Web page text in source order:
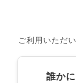
ご利用いただ
誰か